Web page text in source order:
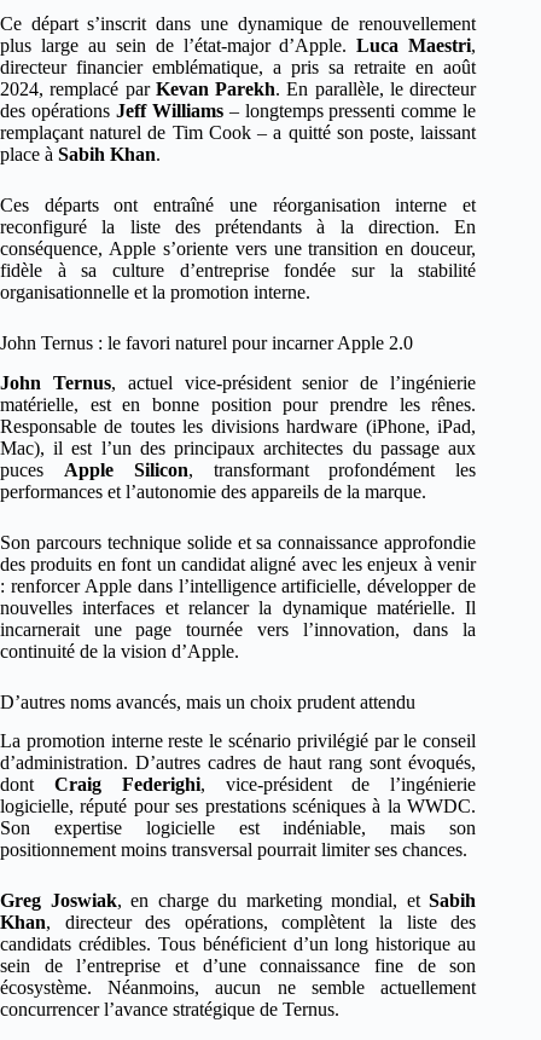
Ce départ s’inscrit dans une dynamique de renouvellement
plus large au sein de l’état-major d’Apple.Luca Maestri,
directeur financier emblématique, a pris sa retraite en août
2024, remplacé par Kevan Parekh. En parallèle, le directeur
des opérations Jeff Williams– longtemps pressenti comme le
remplaçant naturel de Tim Cook – a quitté son poste, laissant
place à Sabih Khan.
Ces départs ont entraîné une réorganisation interne et
reconfiguré la liste des prétendants à la direction. En
conséquence, Apple s’oriente vers une transition en douceur,
fidèle à sa culture d’entreprise fondée sur la stabilité
organisationnelle et la promotion interne.
John Ternus : le favori naturel pour incarner Apple 2.0
John Ternus, actuel vice-président senior de l’ingénierie
matérielle, est en bonne position pour prendre les rênes.
Responsable de toutes les divisions hardware (iPhone, iPad,
Mac), il est l’un des principaux architectes du passage aux
puces Apple Silicon, transformant profondément les
performances et l’autonomie des appareils de la marque.
Son parcours technique solide et sa connaissance approfondie
des produits en font un candidat aligné avec les enjeux à venir
: renforcer Apple dans l’intelligence artificielle, développer de
nouvelles interfaces et relancer la dynamique matérielle. Il
incarnerait une page tournée vers l’innovation, dans la
continuité de la vision d’Apple.
D’autres noms avancés, mais un choix prudent attendu
La promotion interne reste le scénario privilégié par le conseil
d’administration. D’autres cadres de haut rang sont évoqués,
dont Craig Federighi, vice-président de l’ingénierie
logicielle, réputé pour ses prestations scéniques à la WWDC.
Son expertise logicielle est indéniable, mais son
positionnement moins transversal pourrait limiter ses chances.
Greg Joswiak, en charge du marketing mondial, etSabih
Khan, directeur des opérations, complètent la liste des
candidats crédibles. Tous bénéficient d’un long historique au
sein de l’entreprise et d’une connaissance fine de son
écosystème. Néanmoins, aucun ne semble actuellement
concurrencer l’avance stratégique de Ternus.